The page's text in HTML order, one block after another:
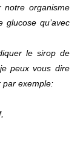
notre organisme
qu’avec
le sirop de
peux vous dire
par exemple: